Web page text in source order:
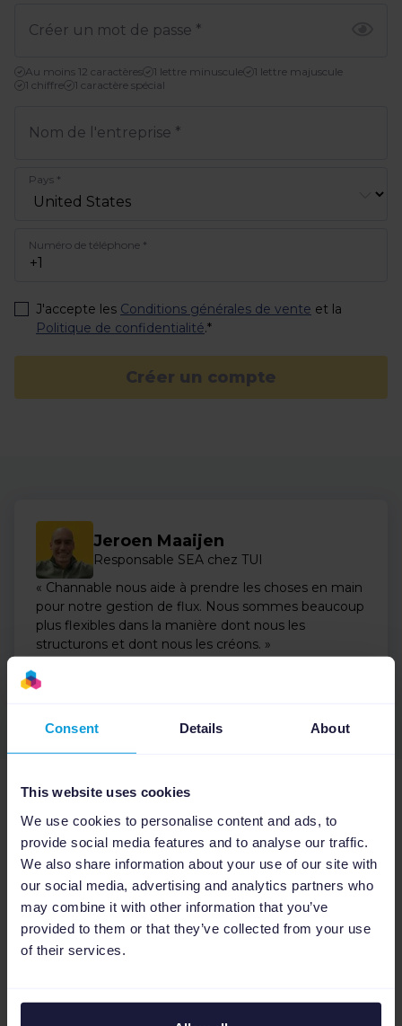
Consent Details About
This website uses cookies
We use cookies to personalise content and ads, to
provide social media features and to analyse our traffic.
We also share information about your use of our site with
our social media, advertising and analytics partners who
may combine it with other information that you’ve
provided to them or that they’ve collected from your use
of their services.
Créer un mot de passe *
Au moins 12 caractères 1 lettre minuscule
1 lettre majuscule
1 chiffre
1 caractère spécial
Nom de l'entreprise *
Pays *
Numéro de téléphone *
J'accepte les Conditions générales de vente et la
Politique de confidentialité.*
Créer un compte
« Channable nous aide à prendre les choses en main
pour notre gestion de flux. Nous sommes beaucoup
plus flexibles dans la manière dont nous les
structurons et dont nous les créons. »
Jeroen Maaijen
Responsable SEA chez TUI
Google Capterra
G24.5 OMR4.6